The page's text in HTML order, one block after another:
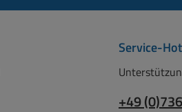
Service-
+49